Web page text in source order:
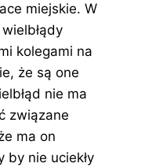
miejskie. W
kolegami na
że są one
nie ma
związane
ma on
by nie uciekły